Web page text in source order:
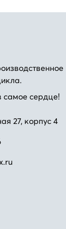
сердце!
27, корпус 4